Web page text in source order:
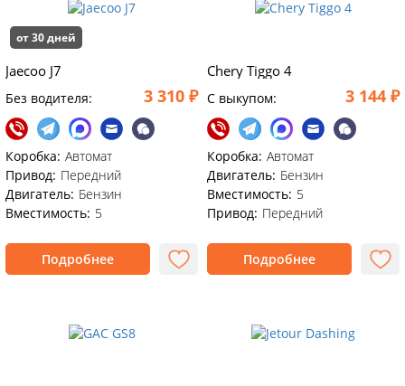
от 30 дней
Jaecoo J7
Без водителя: 3 310 ₽
Коробка: Автомат
Привод: Передний
Двигатель: Бензин
Вместимость: 5
Подробнее
Chery Tiggo 4
C выкупом: 3 144 ₽
Коробка: Автомат
Двигатель: Бензин
Вместимость: 5
Привод: Передний
Подробнее